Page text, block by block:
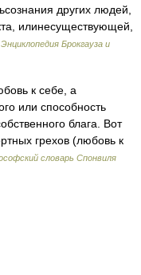
других людей,
илинесуществующей,
Энциклопедия Брокгауза и
к себе, а
или способность
блага. Вот
грехов (любовь к
словарь Спонвиля